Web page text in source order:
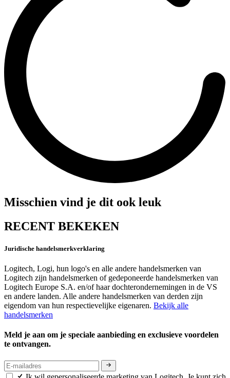
Misschien vind je dit ook leuk
RECENT BEKEKEN
Juridische handelsmerkverklaring
Logitech, Logi, hun logo's en alle andere handelsmerken van
Logitech zijn handelsmerken of gedeponeerde handelsmerken van
Logitech Europe S.A. en/of haar dochterondernemingen in de VS
en andere landen. Alle andere handelsmerken van derden zijn
eigendom van hun respectievelijke eigenaren. Bekijk alle
handelsmerken
Meld je aan om je speciale aanbieding en exclusieve voordelen
te ontvangen.